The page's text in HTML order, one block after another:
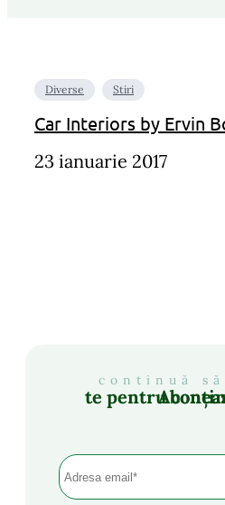
Diverse Stiri
Car Interiors by Ervin
23 ianuarie 2017
continuă
Abonează-te pentru